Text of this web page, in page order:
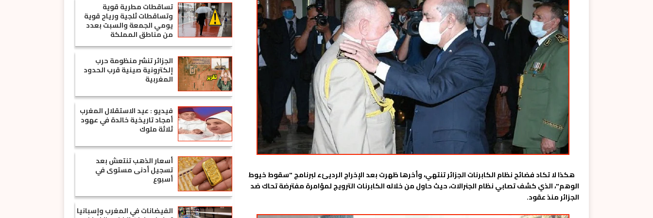
هكذا لا تكاد فضائح نظام الكابرنات الجزائر تنتهي، وأخرها ظهرت بعد الإخراج الرديئء لبرنامج "سقوط خيوط
الوهم"، الذي كشف تصابي نظام الجنرالات، حيث حاول من خلاله الكابرنات الترويج لمؤامرة مفترضة تحاك ضد
الجزائر منذ عقود.
تساقطات مطرية قوية
وتساقطات ثلجية ورياح قوية
يومي الجمعة والسبت بعدد
من مناطق المملكة
الجزائر تنشر منظومة حرب
إلكترونية صينية قرب الحدود
المغربية
فيديو : عيد الاستقلال المغرب
أمجاد تاريخية خالدة في عهود
ثلاثة ملوك
أسعار الذهب تنتعش بعد
تسجيل أدنى مستوى في
أسبوع
الفيضانات في المغرب وإسبانيا